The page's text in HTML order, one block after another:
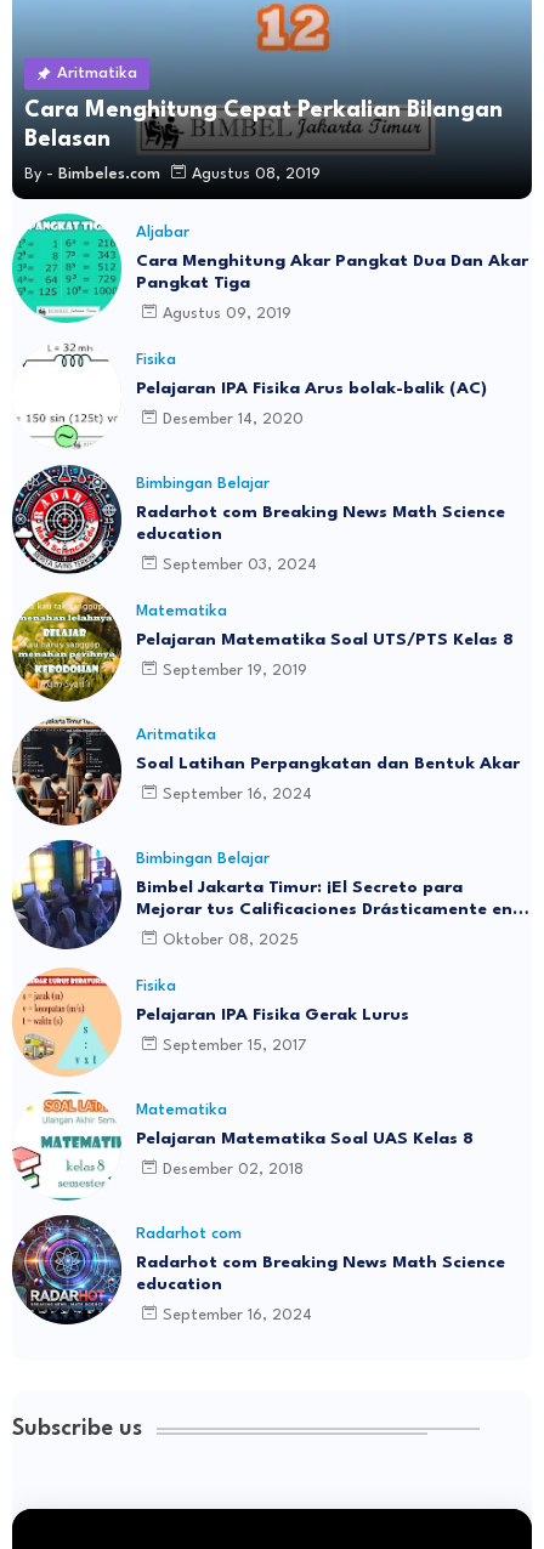
Aritmatika
Cara Menghitung Cepat Perkalian Bilangan
Belasan
By - Bimbeles.com Agustus 08, 2019
Aljabar
Cara Menghitung Akar Pangkat Dua Dan Akar
Pangkat Tiga
Agustus 09, 2019
Fisika
Pelajaran IPA Fisika Arus bolak-balik (AC)
Desember 14, 2020
Bimbingan Belajar
Radarhot com Breaking News Math Science
education
September 03, 2024
Matematika
Pelajaran Matematika Soal UTS/PTS Kelas 8
September 19, 2019
Aritmatika
Soal Latihan Perpangkatan dan Bentuk Akar
September 16, 2024
Bimbingan Belajar
Bimbel Jakarta Timur: ¡El Secreto para
Mejorar tus Calificaciones Drásticamente en 3
Meses!Oktober 08, 2025
Fisika
Pelajaran IPA Fisika Gerak Lurus
September 15, 2017
Matematika
Pelajaran Matematika Soal UAS Kelas 8
Desember 02, 2018
Radarhot com
Radarhot com Breaking News Math Science
education
September 16, 2024
Subscribe us